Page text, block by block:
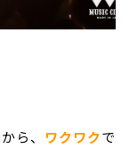
ら、 ワクワクで